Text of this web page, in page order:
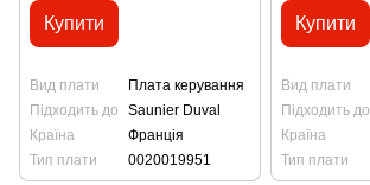
Купити
Вид плати
Плата керування
Підходить до
Saunier Duval
Країна
Франція
Тип плати
0020019951
Купити
Вид плати
Підходить до
Країна
Тип плати